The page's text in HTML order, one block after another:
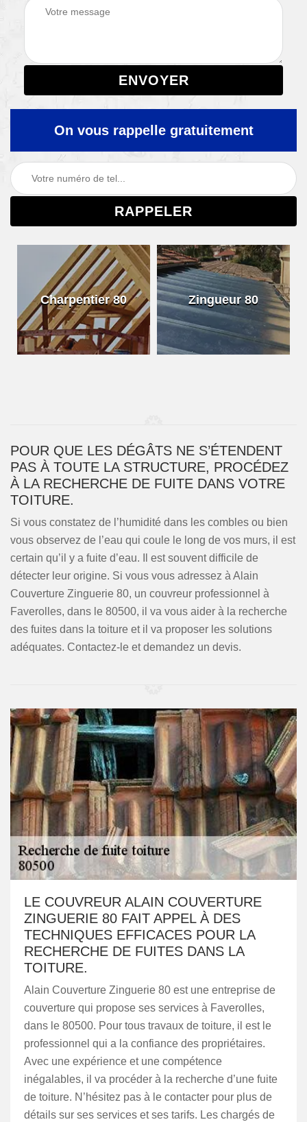
On vous rappelle gratuitement
Charpentier 80 Zingueur 80
POUR QUE LES DÉGÂTS NE S’ÉTENDENT
PAS À TOUTE LA STRUCTURE, PROCÉDEZ
À LA RECHERCHE DE FUITE DANS VOTRE
TOITURE.
Si vous constatez de l’humidité dans les combles ou bien
vous observez de l’eau qui coule le long de vos murs, il est
certain qu’il y a fuite d’eau. Il est souvent difficile de
détecter leur origine. Si vous vous adressez à Alain
Couverture Zinguerie 80, un couvreur professionnel à
Faverolles, dans le 80500, il va vous aider à la recherche
des fuites dans la toiture et il va proposer les solutions
adéquates. Contactez-le et demandez un devis.
LE COUVREUR ALAIN COUVERTURE
ZINGUERIE 80 FAIT APPEL À DES
TECHNIQUES EFFICACES POUR LA
RECHERCHE DE FUITES DANS LA
TOITURE.
Alain Couverture Zinguerie 80 est une entreprise de
couverture qui propose ses services à Faverolles,
dans le 80500. Pour tous travaux de toiture, il est le
professionnel qui a la confiance des propriétaires.
Avec une expérience et une compétence
inégalables, il va procéder à la recherche d’une fuite
de toiture. N’hésitez pas à le contacter pour plus de
détails sur ses services et ses tarifs. Les chargés de